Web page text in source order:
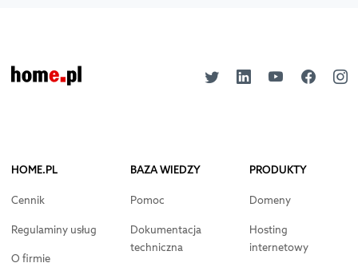
HOME.PL
Cennik
Regulaminy usług
O firmie
BAZA WIEDZY
Pomoc
Dokumentacja
techniczna
PRODUKTY
Domeny
Hosting
internetowy